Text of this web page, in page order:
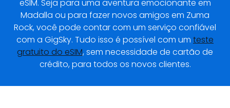
eSIM. Seja para uma aventura emocionante em
Madalla ou para fazer novos amigos em Zuma
Rock, você pode contar com um serviço confiável
com a GigSky. Tudo isso é possível com um teste
gratuito do eSIM, sem necessidade de cartão de
crédito, para todos os novos clientes.